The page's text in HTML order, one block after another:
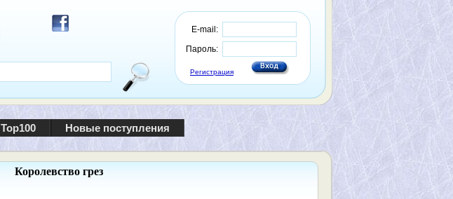
E-mail:
Пароль:
Регистрация
Top100 Новые поступления
Королевство грез